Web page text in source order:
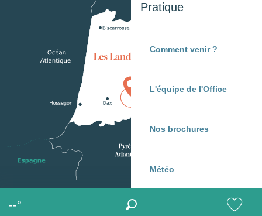
MENU
Pratique
Comment venir ?
L'équipe de l'Office
Nos brochures
Météo
--°
Recherche